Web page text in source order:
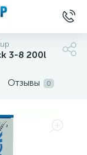
3-8 200l
Отзывы 0